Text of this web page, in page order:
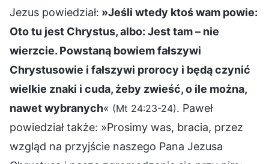
Jezus powiedział: »Jeśli wtedy ktoś wam powie:
Oto tu jest Chrystus, albo: Jest tam – nie
wierzcie. Powstaną bowiem fałszywi
Chrystusowie i fałszywi prorocy i będą czynić
wielkie znaki i cuda, żeby zwieść, o ile można,
nawet wybranych« (Mt 24:23-24). Paweł
powiedział także: »Prosimy was, bracia, przez
wzgląd na przyjście naszego Pana Jezusa